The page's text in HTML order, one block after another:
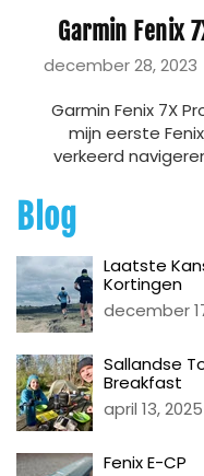
Garmin Fenix
december 28, 2023
Garmin Fenix 7X
mijn eerste
verkeerd
Blog
Laatste
Kortingen
december
Sallandse
Breakfast
april 13, 2025
Fenix E-CP